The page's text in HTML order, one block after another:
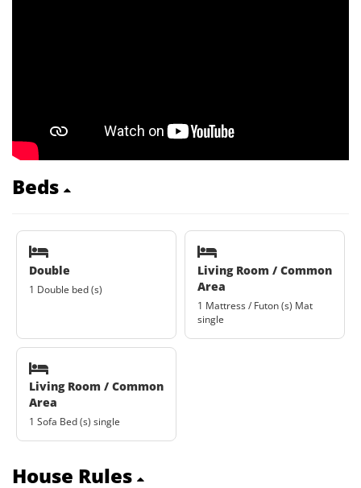
Beds
Double
1 Double bed (s)
Living Room / Common
Area
1 Mattress / Futon (s) Mat
single
Living Room / Common
Area
1 Sofa Bed (s) single
House Rules